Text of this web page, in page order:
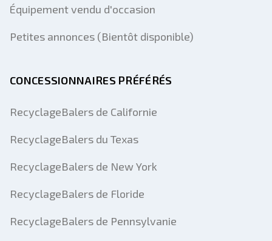
Équipement vendu d'occasion
Petites annonces (Bientôt disponible)
CONCESSIONNAIRES PRÉFÉRÉS
RecyclageBalers de Californie
RecyclageBalers du Texas
RecyclageBalers de New York
RecyclageBalers de Floride
RecyclageBalers de Pennsylvanie